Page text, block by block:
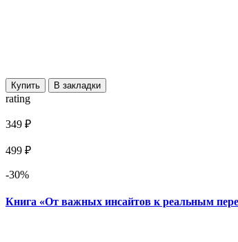
Купить В закладки
rating
349 ₽
499 ₽
-30%
Книга «От важных инсайтов к реальным